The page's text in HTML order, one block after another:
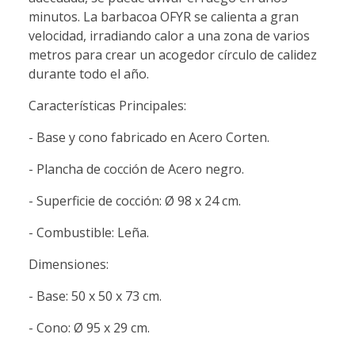
minutos. La barbacoa OFYR se calienta a gran
velocidad, irradiando calor a una zona de varios
metros para crear un acogedor círculo de calidez
durante todo el año.
Características Principales:
- Base y cono fabricado en Acero Corten.
- Plancha de cocción de Acero negro.
- Superficie de cocción: Ø 98 x 24 cm.
- Combustible: Leña.
Dimensiones:
- Base: 50 x 50 x 73 cm.
- Cono: Ø 95 x 29 cm.